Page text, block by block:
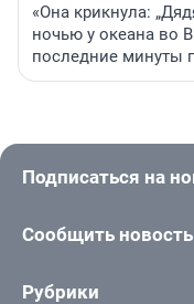
«Она крикнула:
ночью у океана во
последние минуты
Подписаться на
Сообщить новость
Рубрики